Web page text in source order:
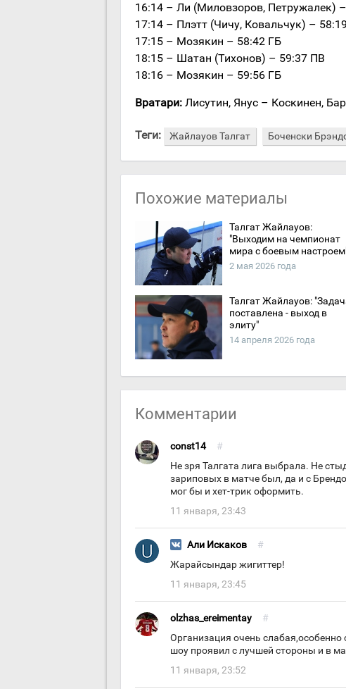
16:14 – Ли (Миловзоров, Петружалек)
17:14 – Плэтт (Чичу, Ковальчук) –
17:15 – Мозякин – 58:42 ГБ
18:15 – Шатан (Тихонов) – 59:37 ПВ
18:16 – Мозякин – 59:56 ГБ
Вратари: Лисутин, Янус – Коскинен,
Теги: Жайлауов Талгат Боченски
Похожие материалы
Талгат Жайлауов:
"Выходим на чемпионат
мира с боевым
2 мая 2026 года
Талгат Жайлауов:
поставлена - выход в
элиту"
14 апреля 2026 года
Комментарии
const14 #
Не зря Талгата лига выбрала. Не
зариповых в матче был, да и с
мог бы и хет-трик оформить.
11 января, 23:43
Али Искаков #
Жарайсындар жигиттер!
11 января, 23:45
olzhas_ereimentay #
Организация очень
шоу проявил с лучшей стороны и в
11 января, 23:52